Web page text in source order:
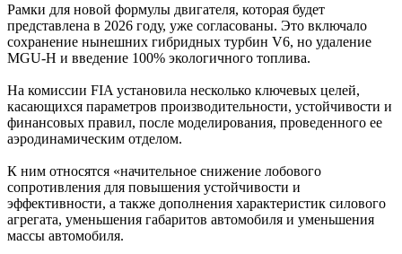
Рамки для новой формулы двигателя, которая будет
представлена в 2026 году, уже согласованы. Это включало
сохранение нынешних гибридных турбин V6, но удаление
MGU-H и введение 100% экологичного топлива.
На комиссии FIA установила несколько ключевых целей,
касающихся параметров производительности, устойчивости и
финансовых правил, после моделирования, проведенного ее
аэродинамическим отделом.
К ним относятся «начительное снижение лобового
сопротивления для повышения устойчивости и
эффективности, а также дополнения характеристик силового
агрегата, уменьшения габаритов автомобиля и уменьшения
массы автомобиля.